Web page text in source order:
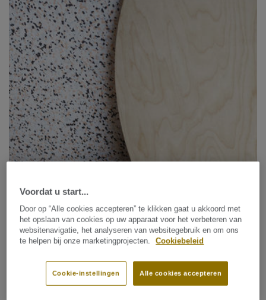
Voordat u start...
Door op “Alle cookies accepteren” te klikken gaat u akkoord met
het opslaan van cookies op uw apparaat voor het verbeteren van
websitenavigatie, het analyseren van websitegebruik en om ons
te helpen bij onze marketingprojecten.
Cookiebeleid
Alle cookies accepteren
Cookie-instellingen